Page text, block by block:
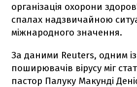
організація охорони
спалах надзвичайною
міжнародного значення.
За даними Reuters, одним
поширювачів вірусу міг
пастор Палуку Макунді Деніс